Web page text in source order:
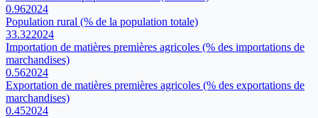
0.962024
Population rural (% de la population totale)
33.322024
Importation de matières premières agricoles (% des importations de
marchandises)
0.562024
Exportation de matières premières agricoles (% des exportations de
marchandises)
0.452024